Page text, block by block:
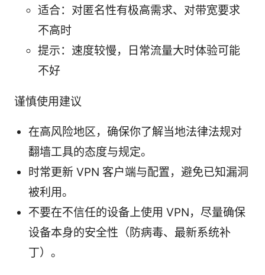
适合：对匿名性有极高需求、对带宽要求
不高时
提示：速度较慢，日常流量大时体验可能
不好
谨慎使用建议
在高风险地区，确保你了解当地法律法规对
翻墙工具的态度与规定。
时常更新 VPN 客户端与配置，避免已知漏洞
被利用。
不要在不信任的设备上使用 VPN，尽量确保
设备本身的安全性（防病毒、最新系统补
丁）。